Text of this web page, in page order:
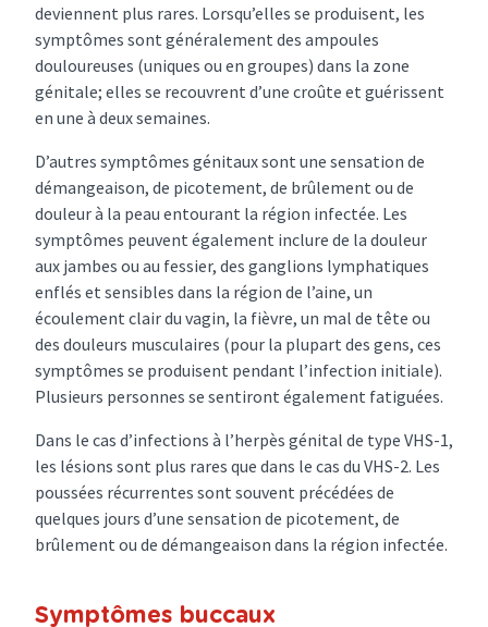
deviennent plus rares. Lorsqu’elles se produisent, les
symptômes sont généralement des ampoules
douloureuses (uniques ou en groupes) dans la zone
génitale; elles se recouvrent d’une croûte et guérissent
en une à deux semaines.
D’autres symptômes génitaux sont une sensation de
démangeaison, de picotement, de brûlement ou de
douleur à la peau entourant la région infectée. Les
symptômes peuvent également inclure de la douleur
aux jambes ou au fessier, des ganglions lymphatiques
enflés et sensibles dans la région de l’aine, un
écoulement clair du vagin, la fièvre, un mal de tête ou
des douleurs musculaires (pour la plupart des gens, ces
symptômes se produisent pendant l’infection initiale).
Plusieurs personnes se sentiront également fatiguées.
Dans le cas d’infections à l’herpès génital de type VHS-1,
les lésions sont plus rares que dans le cas du VHS-2. Les
poussées récurrentes sont souvent précédées de
quelques jours d’une sensation de picotement, de
brûlement ou de démangeaison dans la région infectée.
Symptômes buccaux